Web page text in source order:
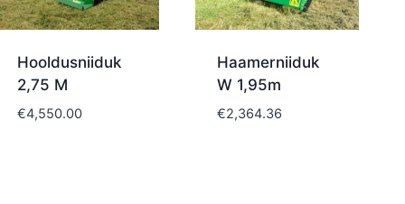
Hooldusniiduk
2,75 M
€4,550.00
Haamerniiduk
W 1,95m
€2,364.36